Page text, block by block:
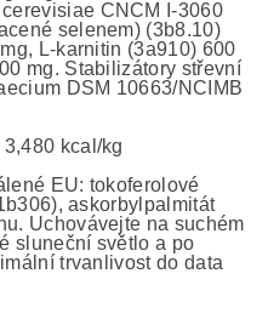
CNCM I-3060
selenem) (3b8.10)
L-karnitin (3a910) 600
mg. Stabilizátory střevní
DSM 10663/NCIMB
3,480 kcal/kg
EU: tokoferolové
askorbylpalmitát
Uchovávejte na suchém
sluneční světlo a po
trvanlivost do data